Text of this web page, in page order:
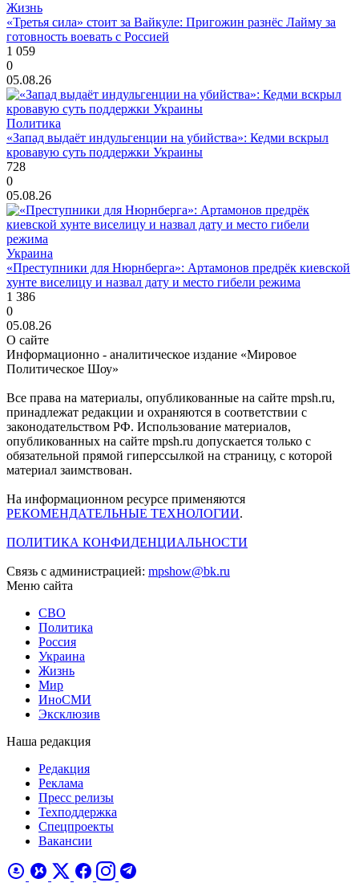
Жизнь
«Третья сила» стоит за Вайкуле: Пригожин разнёс Лайму за
готовность воевать с Россией
1 059
0
05.08.26
Политика
«Запад выдаёт индульгенции на убийства»: Кедми вскрыл
кровавую суть поддержки Украины
728
0
05.08.26
Украина
«Преступники для Нюрнберга»: Артамонов предрёк киевской
хунте виселицу и назвал дату и место гибели режима
1 386
0
05.08.26
О сайте
Информационно - аналитическое издание «Мировое
Политическое Шоу»
Все права на материалы, опубликованные на сайте mpsh.ru,
принадлежат редакции и охраняются в соответствии с
законодательством РФ. Использование материалов,
опубликованных на сайте mpsh.ru допускается только с
обязательной прямой гиперссылкой на страницу, с которой
материал заимствован.
На информационном ресурсе применяются
РЕКОМЕНДАТЕЛЬНЫЕ ТЕХНОЛОГИИ.
ПОЛИТИКА КОНФИДЕНЦИАЛЬНОСТИ
Связь с администрацией: mpshow@bk.ru
Меню сайта
СВО
Политика
Россия
Украина
Жизнь
Мир
ИноСМИ
Эксклюзив
Наша редакция
Редакция
Реклама
Пресс релизы
Техподдержка
Спецпроекты
Вакансии